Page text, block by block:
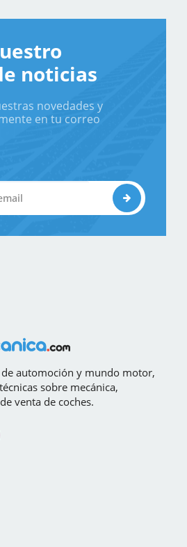
noticias
novedades y
en tu correo
automoción y mundo motor,
sobre mecánica,
venta de coches.